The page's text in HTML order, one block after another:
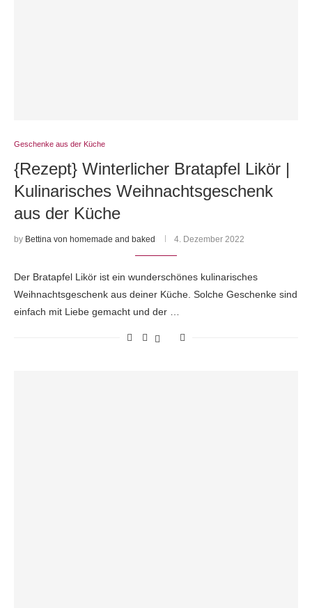
Geschenke aus der Küche
{Rezept} Winterlicher Bratapfel Likör |
Kulinarisches Weihnachtsgeschenk
aus der Küche
by Bettina von homemade and baked 4. Dezember 2022
Der Bratapfel Likör ist ein wunderschönes kulinarisches
Weihnachtsgeschenk aus deiner Küche. Solche Geschenke sind
einfach mit Liebe gemacht und der …